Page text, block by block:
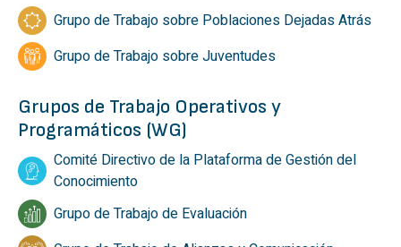
Grupo de Trabajo sobre Poblaciones Dejadas Atrás
Grupo de Trabajo sobre Juventudes
Grupos de Trabajo Operativos y
Programáticos (WG)
Comité Directivo de la Plataforma de Gestión del
Conocimiento
Grupo de Trabajo de Evaluación